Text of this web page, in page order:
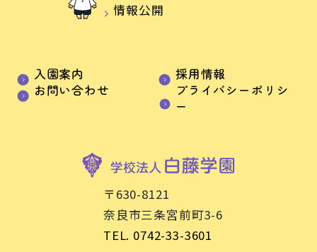
情報公開
〒630-8121
奈良市三条宮前町3-6
TEL. 0742-33-3601
入園案内
採用情報
お問い合わせ
プライバシーポリシ
ー